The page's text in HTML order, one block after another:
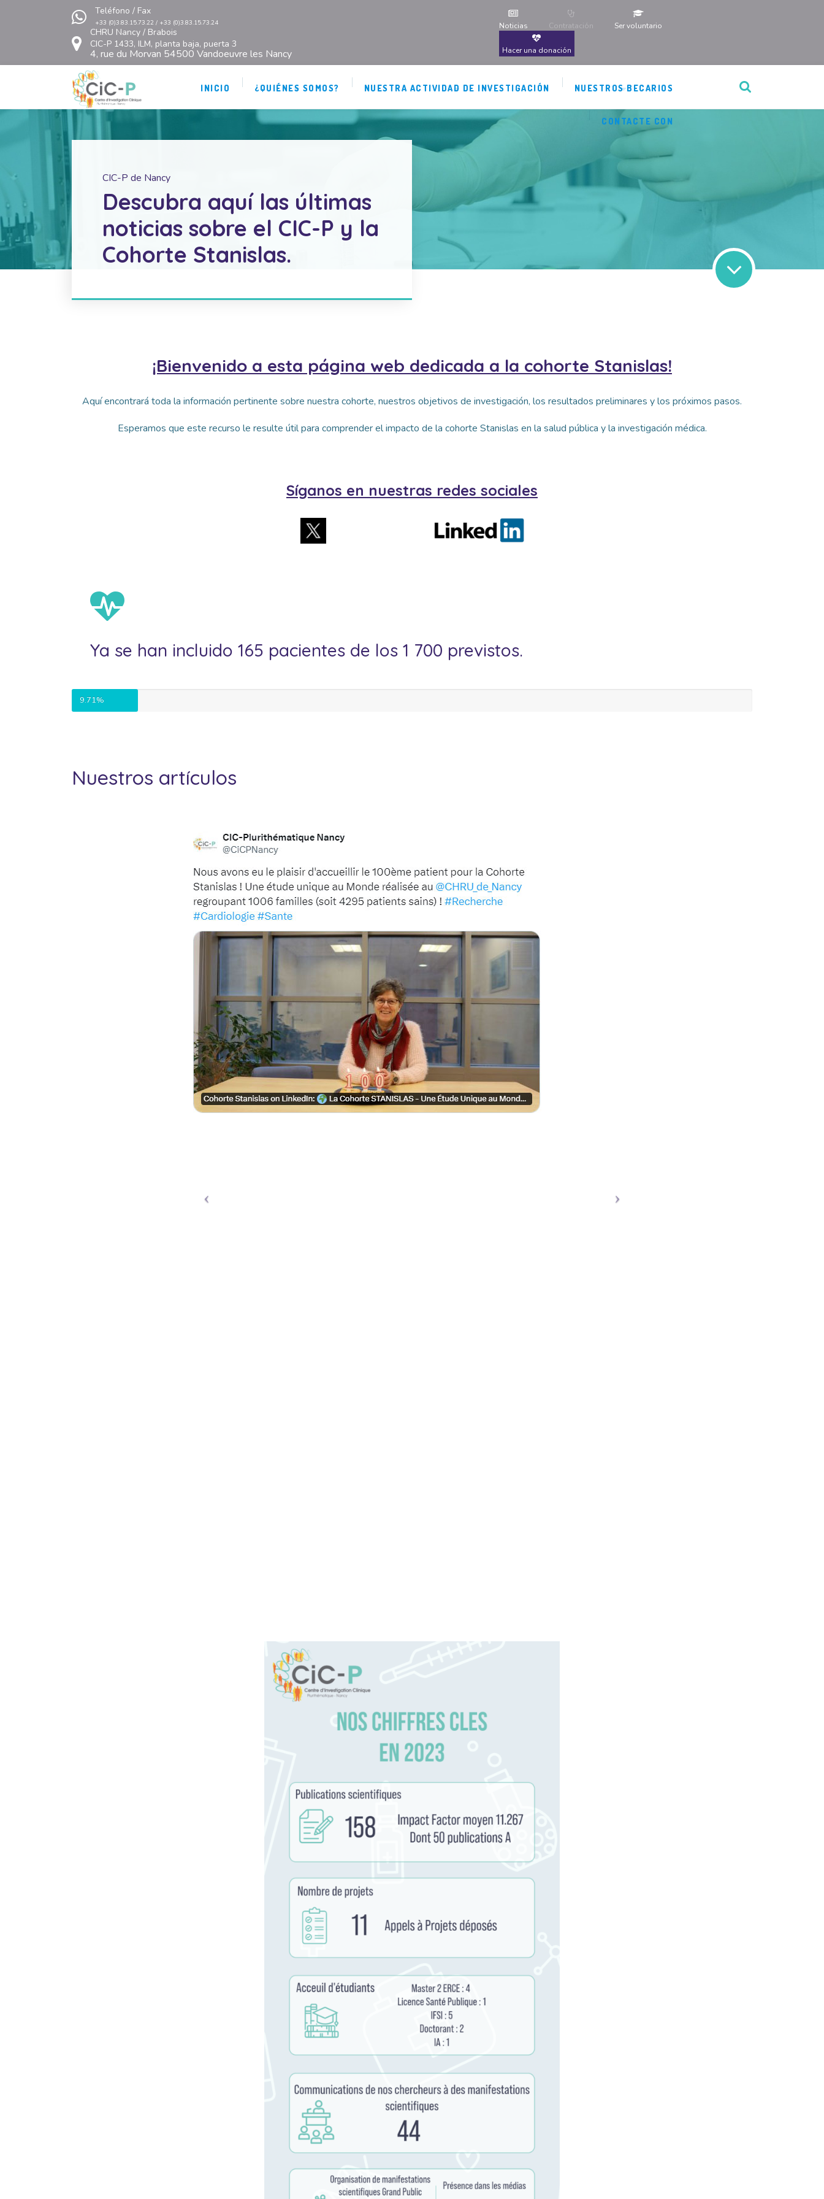
Teléfono / Fax
+33 (0)3.83.15.73.22 / +33 (0)3.83.15.73.24
CHRU Nancy / Brabois
CIC-P 1433, ILM, planta baja, puerta 3
4, rue du Morvan 54500 Vandoeuvre les Nancy
Noticias Contratación Ser voluntario
Hacer una donación
INICIO ¿QUIÉNES SOMOS? NUESTRA ACTIVIDAD DE INVESTIGACIÓN NUESTROS BECARIOS
CONTACTE CON
CIC-P de Nancy
Descubra aquí las últimas
noticias sobre el CIC-P y la
Cohorte Stanislas.
¡Bienvenido a esta página web dedicada a la cohorte Stanislas!
Aquí encontrará toda la información pertinente sobre nuestra cohorte, nuestros objetivos de investigación, los resultados preliminares y los próximos pasos.
Esperamos que este recurso le resulte útil para comprender el impacto de la cohorte Stanislas en la salud pública y la investigación médica.
Síganos en nuestras redes sociales
Ya se han incluido 165 pacientes de los 1 700 previstos.
9.71%
Nuestros artículos